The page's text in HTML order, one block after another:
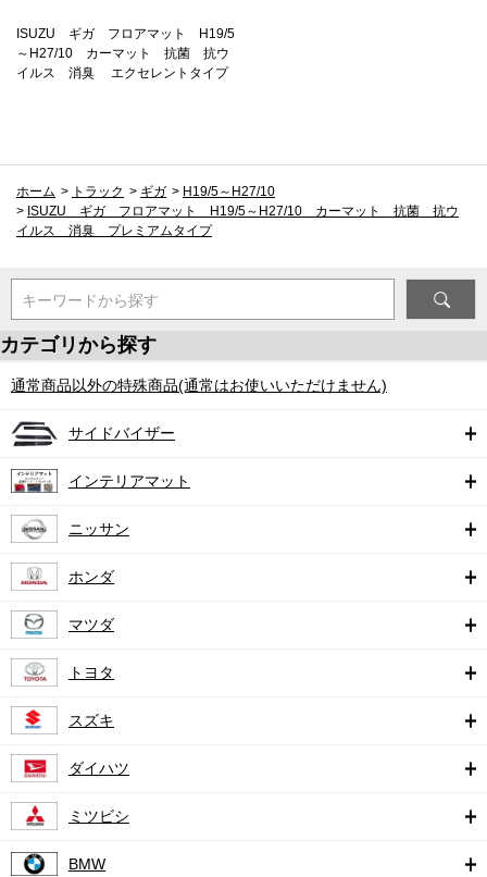
ISUZU ギガ フロアマット H19/5
～H27/10 カーマット 抗菌 抗ウ
イルス 消臭 エクセレントタイプ
ホーム > トラック > ギガ > H19/5～H27/10
> ISUZU ギガ フロアマット H19/5～H27/10 カーマット 抗菌 抗ウ
イルス 消臭 プレミアムタイプ
キーワードから探す
カテゴリから探す
通常商品以外の特殊商品(通常はお使いいただけません)
サイドバイザー
インテリアマット
ニッサン
ホンダ
マツダ
トヨタ
スズキ
ダイハツ
ミツビシ
BMW